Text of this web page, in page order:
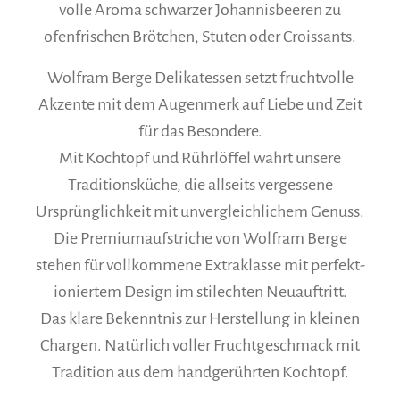
volle Aroma schwarzer Johannisbeeren zu
ofenfrischen Brötchen, Stuten oder Croissants.
Wolfram Berge Delikatessen setzt fruchtvolle
Akzente mit dem Augen­merk auf Liebe und Zeit
für das Besondere.
Mit Kochtopf und Rühr­löffel wahrt unsere
Traditions­küche, die allseits vergessene
Ursprünglichkeit mit unvergleichlichem Genuss.
Die Premiumaufstriche von Wolfram Berge
stehen für vollkommene Extraklasse mit perfekt­
ioniertem Design im stilechten Neuauftritt.
Das klare Bekenntnis zur Herstellung in kleinen
Chargen. Natürlich voller Fruchtgeschmack mit
Tradition aus dem handgerührten Kochtopf.